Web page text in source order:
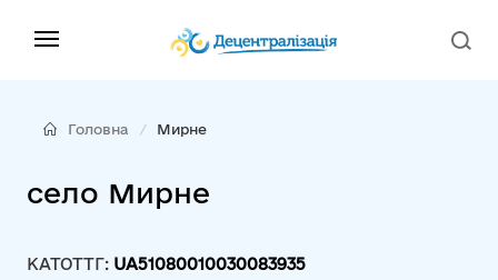
Головна Мирне
село Мирне
КАТОТТГ: UA51080010030083935